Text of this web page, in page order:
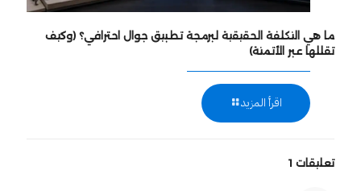
ما هي التكلفة الحقيقية لبرمجة تطبيق جوال احترافي؟ (وكيف
تقللها عبر الأتمتة)
اقرأ المزيد
تعليقات 1